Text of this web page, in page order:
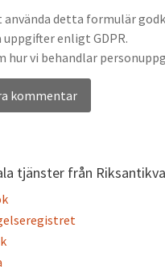
använda detta formulär
uppgifter enligt GDPR.
hur vi behandlar
tjänster från